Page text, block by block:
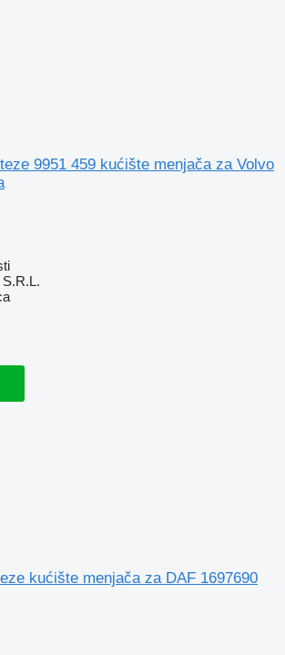
9951 459 kućište menjača za Volvo
kućište menjača za DAF 1697690